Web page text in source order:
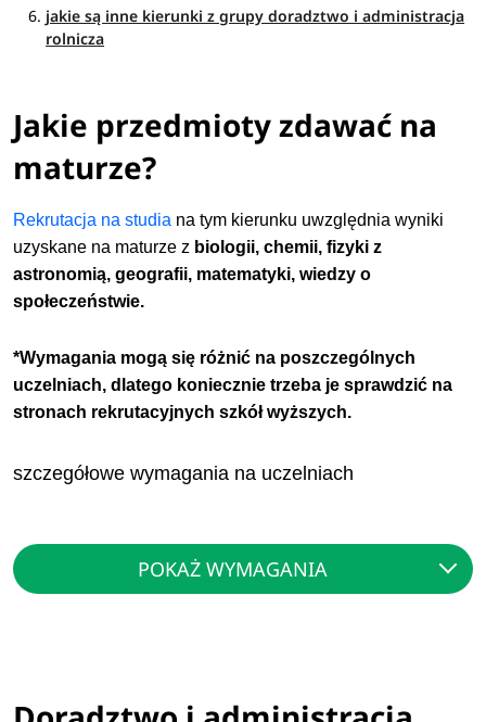
jakie są inne kierunki z grupy doradztwo i administracja
rolnicza
Jakie przedmioty zdawać na
maturze?
Rekrutacja na studia na tym kierunku uwzględnia wyniki
uzyskane na maturze z biologii, chemii, fizyki z
astronomią, geografii, matematyki, wiedzy o
społeczeństwie.
*Wymagania mogą się różnić na poszczególnych
uczelniach, dlatego koniecznie trzeba je sprawdzić na
stronach rekrutacyjnych szkół wyższych.
szczegółowe wymagania na uczelniach
POKAŻ WYMAGANIA